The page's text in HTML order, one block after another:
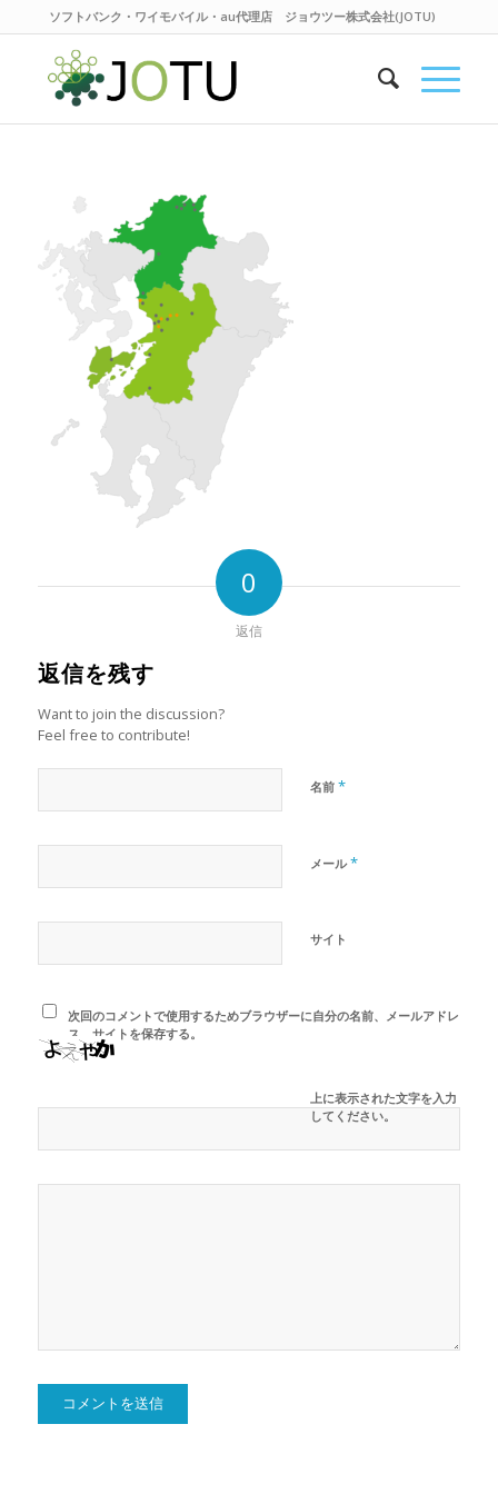
ソフトバンク・ワイモバイル・au代理店 ジョウツー株式会社(JOTU)
0
返信
返信を残す
Want to join the discussion?
Feel free to contribute!
名前 *
メール*
サイト
次回のコメントで使用するためブラウザーに自分の名前、メールアドレ
ス、サイトを保存する。
上に表示された文字を入力
してください。